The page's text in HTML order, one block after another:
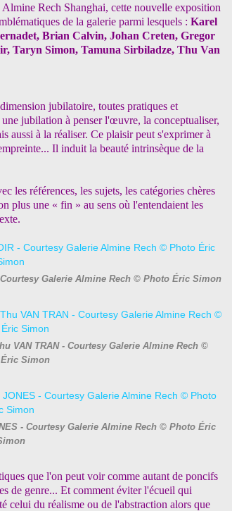
Almine Rech Shanghai, cette nouvelle exposition
de la galerie parmi lesquels : Karel
Brian Calvin, Johan Creten, Gregor
Taryn Simon, Tamuna Sirbiladze, Thu Van
jubilatoire, toutes pratiques et
jubilation à penser l'œuvre, la conceptualiser,
aussi à la réaliser. Ce plaisir peut s'exprimer à
Il induit la beauté intrinsèque de la
les références, les sujets, les catégories chères
plus une « fin » au sens où l'entendaient les
Galerie Almine Rech © Photo Éric Simon
VAN TRAN - Courtesy Galerie Almine Rech ©
Simon
- Courtesy Galerie Almine Rech © Photo Éric
que l'on peut voir comme autant de poncifs
de genre... Et comment éviter l'écueil qui
celui du réalisme ou de l'abstraction alors que